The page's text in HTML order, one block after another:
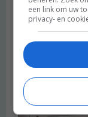
een link om uw
privacy- en